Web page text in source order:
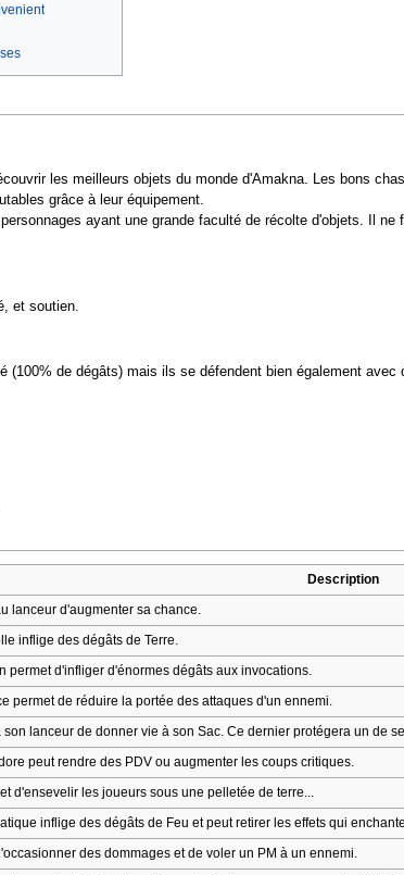
les meilleurs objets du monde d'Amakna. Les bons
grâce à leur équipement.
ayant une grande faculté de récolte d'objets. Il
et soutien.
(100% de dégâts) mais ils se défendent bien également avec
Description
lanceur d'augmenter sa chance.
inflige des dégâts de Terre.
permet d'infliger d'énormes dégâts aux invocations.
permet de réduire la portée des attaques d'un ennemi.
son lanceur de donner vie à son Sac. Ce dernier protégera un de
peut rendre des PDV ou augmenter les coups critiques.
d'ensevelir les joueurs sous une pelletée de terre...
inflige des dégâts de Feu et peut retirer les effets qui
des dommages et de voler un PM à un ennemi.